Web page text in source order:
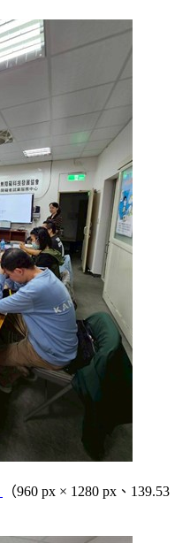
（960 px × 1280 px、139.53